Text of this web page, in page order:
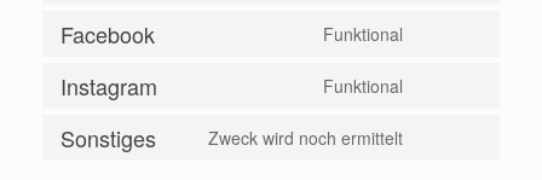
Facebook Funktional
Instagram Funktional
Sonstiges Zweck wird noch ermittelt